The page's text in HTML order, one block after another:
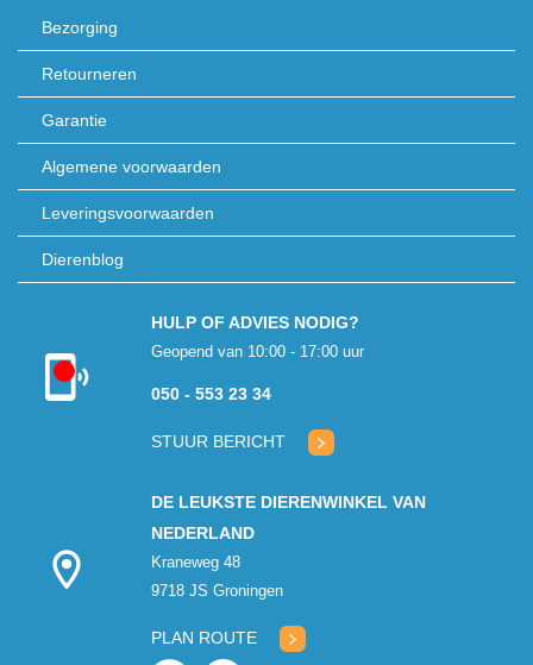
Bezorging
Retourneren
Garantie
Algemene voorwaarden
Leveringsvoorwaarden
Dierenblog
Kon niet
verbinden met
HULP OF ADVIES NODIG?
Geopend van 10:00 - 17:00 uur
050 - 553 23 34
STUUR BERICHT
DE LEUKSTE DIERENWINKEL VAN
NEDERLAND
Kraneweg 48
9718 JS Groningen
PLAN ROUTE